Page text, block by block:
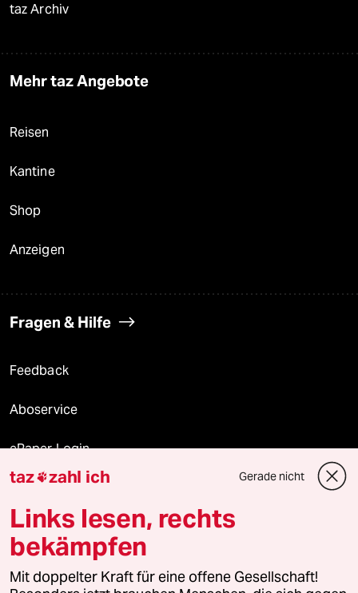
taz Archiv
Mehr taz Angebote
Reisen
Kantine
Shop
Anzeigen
Fragen & Hilfe
Feedback
Aboservice
ePaper Login
Downloads für Abonnierende
© 2026 taz Verlags und Vertriebs GmbH
Alle Rechte vorbehalten. Bei rechtlichen Fragen oder für Genehmigungen
wenden Sie sich bitte an
lizenzen@taz.de
taz zahl ich Gerade nicht
Links lesen, rechts
bekämpfen
Mit doppelter Kraft für eine offene Gesellschaft!